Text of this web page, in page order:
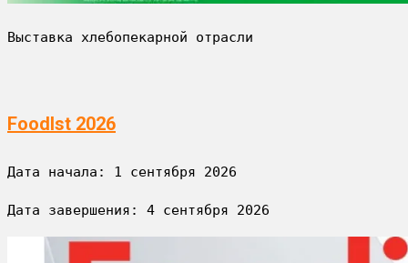
Выставка хлебопекарной отрасли
FoodIst 2026
Дата начала: 1 сентября 2026
Дата завершения: 4 сентября 2026